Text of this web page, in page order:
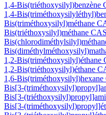
1,4-Bis(triéthoxysilyl)benzène
1,4-
Bis(triméthoxysilyl)méthane
Bis(triéthoxysilyl)méthane
1,2-Bis(triméthoxysilyl)éthane
1,2-Bis(triéthoxysilyl)éthane
1,6-Bis(triméthoxysilyl)hexane
Bis[3-
Bis[3-
Bis[3-